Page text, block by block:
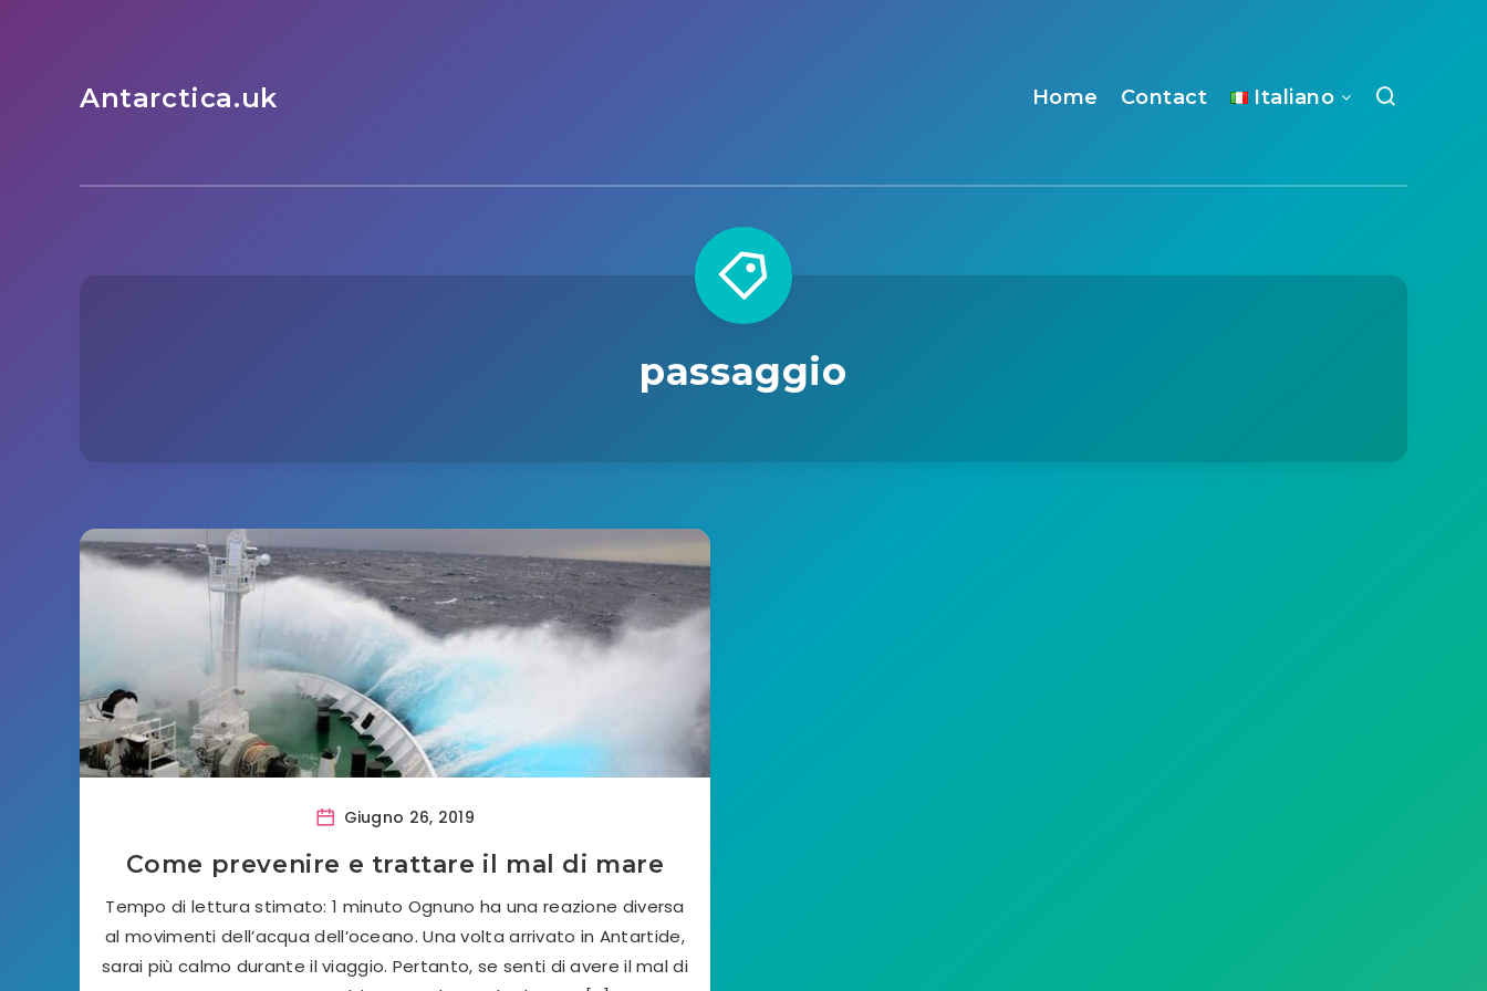
Antarctica.uk Home Contact Italiano
passaggio
Giugno 26, 2019
Come prevenire e trattare il mal di mare
Tempo di lettura stimato: 1 minuto Ognuno ha una reazione diversa
al movimenti dell’acqua dell’oceano. Una volta arrivato in Antartide,
sarai più calmo durante il viaggio. Pertanto, se senti di avere il mal di